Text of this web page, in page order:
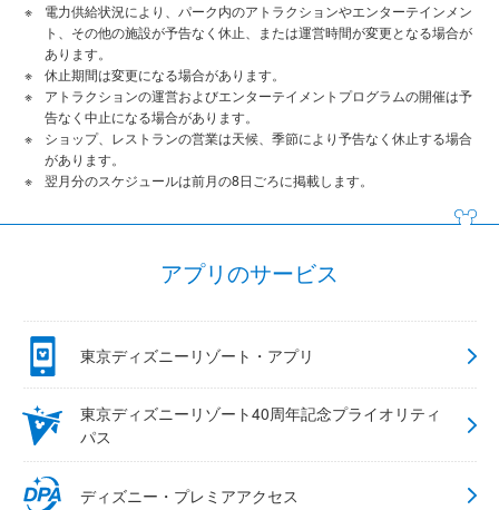
電力供給状況により、パーク内のアトラクションやエンターテインメン
ト、その他の施設が予告なく休止、または運営時間が変更となる場合が
あります。
休止期間は変更になる場合があります。
アトラクションの運営およびエンターテイメントプログラムの開催は予
告なく中止になる場合があります。
ショップ、レストランの営業は天候、季節により予告なく休止する場合
があります。
翌月分のスケジュールは前月の8日ごろに掲載します。
アプリのサービス
東京ディズニーリゾート・アプリ
東京ディズニーリゾート40周年記念プライオリティ
パス
ディズニー・プレミアアクセス